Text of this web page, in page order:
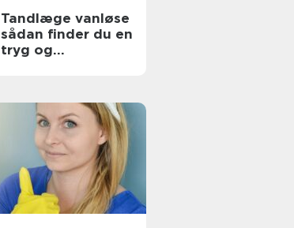
Tandlæge vanløse
sådan finder du en
tryg og